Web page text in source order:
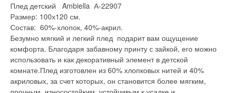
Плед детский Ambiella А-22907
Размер: 100х120 см.
Состав: 60%-хлопок, 40%-акрил.
Безумно мягкий и легкий плед подарит вам ощущение
комфорта. Благодаря забавному принту с зайкой, его можно
использовать и как декоративный элемент в детской
комнате.Плед изготовлен из 60% хлопковых нитей и 40%
акриловых, за счет которых, он становится более мягким,